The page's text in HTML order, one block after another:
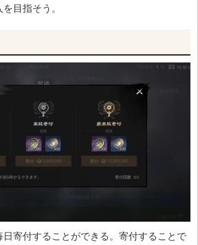
目指そう。
日寄付することができる。寄付することで